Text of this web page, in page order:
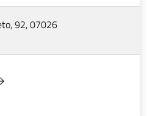
92, 07026